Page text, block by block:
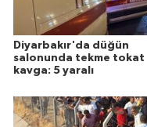
Diyarbakır'da düğün
salonunda tekme tokat
kavga: 5 yaralı